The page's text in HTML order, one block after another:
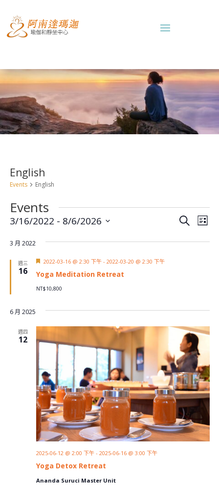
English
Events English
Events
Events
and
Search
List
3/16/2022 - 8/6/2026
date.
3 月 2022
週三
16 Yoga Meditation Retreat
Featured
2022-03-16 @ 2:30 下午- 2022-03-20 @ 2:30 下午
NT$10,800
6 月 2025
週四
12
Yoga Detox Retreat
2025-06-12 @ 2:00 下午- 2025-06-16 @ 3:00 下午
Ananda Suruci Master Unit